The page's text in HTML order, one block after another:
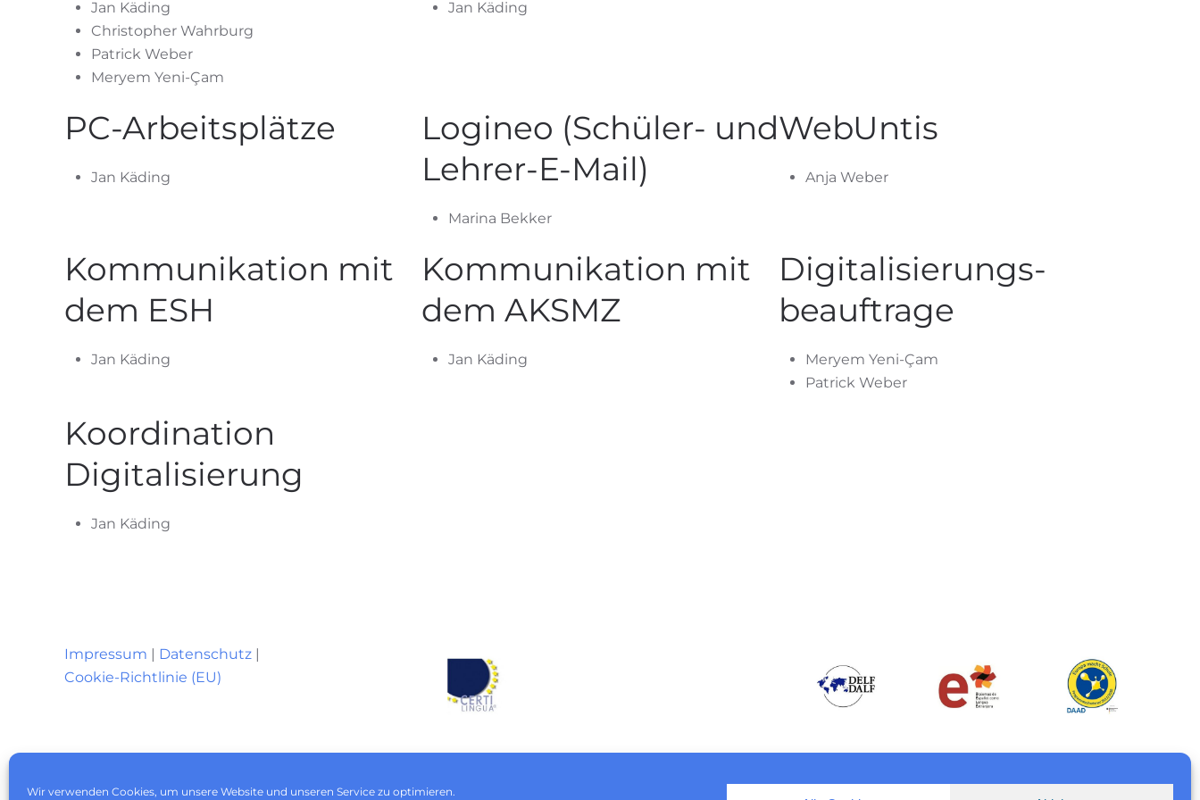
Wir verwenden Cookies, um unsere Website und unseren Service zu optimieren.
Jan Käding
Christopher Wahrburg
Patrick Weber
Meryem Yeni-Çam
Jan Käding
PC-Arbeitsplätze
Jan Käding
Logineo (Schüler- und
Lehrer-E-Mail)
Marina Bekker
WebUntis
Anja Weber
Kommunikation mit
dem ESH
Jan Käding
Kommunikation mit
dem AKSMZ
Jan Käding
Digitalisierungs-
beauftrage
Meryem Yeni-Çam
Patrick Weber
Koordination
Digitalisierung
Jan Käding
Impressum | Datenschutz |
Cookie-Richtlinie (EU)